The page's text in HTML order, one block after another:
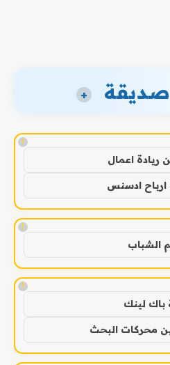
+
!
ريادة اعمال
ارباح ادسنس
!
الشباب
!
باك لينك
محركات البحث